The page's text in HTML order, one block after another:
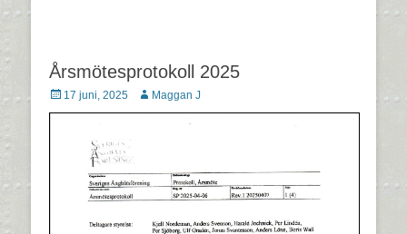
Årsmötesprotokoll 2025
Postades
den
17 juni, 2025 Författare
Maggan J